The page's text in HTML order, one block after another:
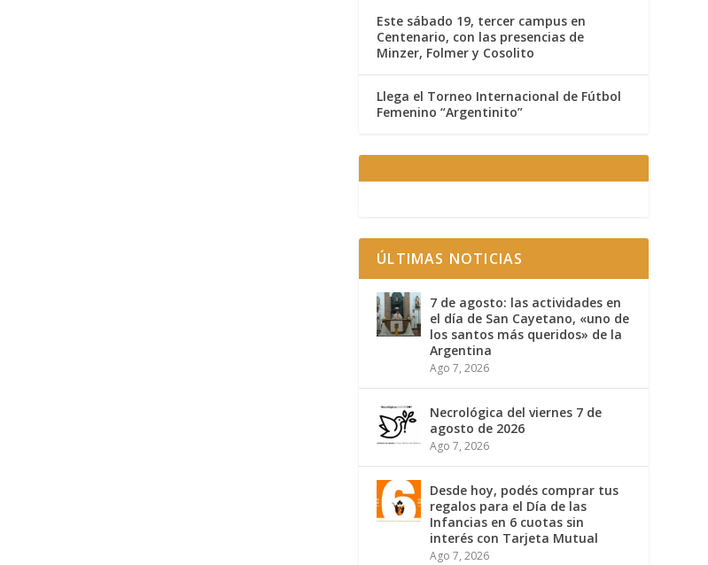
Este sábado 19, tercer campus en
Centenario, con las presencias de
Minzer, Folmer y Cosolito
Llega el Torneo Internacional de Fútbol
Femenino “Argentinito”
ÚLTIMAS NOTICIAS
7 de agosto: las actividades en
el día de San Cayetano, «uno de
los santos más queridos» de la
Argentina
Ago 7, 2026
Necrológica del viernes 7 de
agosto de 2026
Ago 7, 2026
Desde hoy, podés comprar tus
regalos para el Día de las
Infancias en 6 cuotas sin
interés con Tarjeta Mutual
Ago 7, 2026